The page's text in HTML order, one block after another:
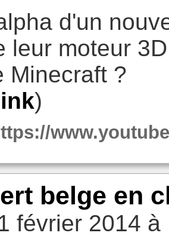
d'un
leur moteur
Minecraft ?
)
belge en
février 2014 à